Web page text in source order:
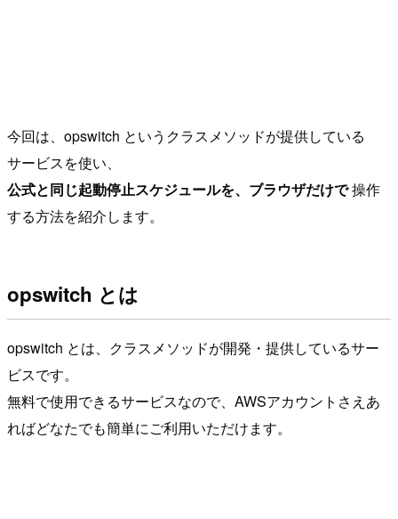
今回は、opswitch というクラスメソッドが提供している
サービスを使い、
公式と同じ起動停止スケジュールを、ブラウザだけで操作
する方法を紹介します。
opswitch とは
opswitch とは、クラスメソッドが開発・提供しているサー
ビスです。
無料で使用できるサービスなので、AWSアカウントさえあ
ればどなたでも簡単にご利用いただけます。